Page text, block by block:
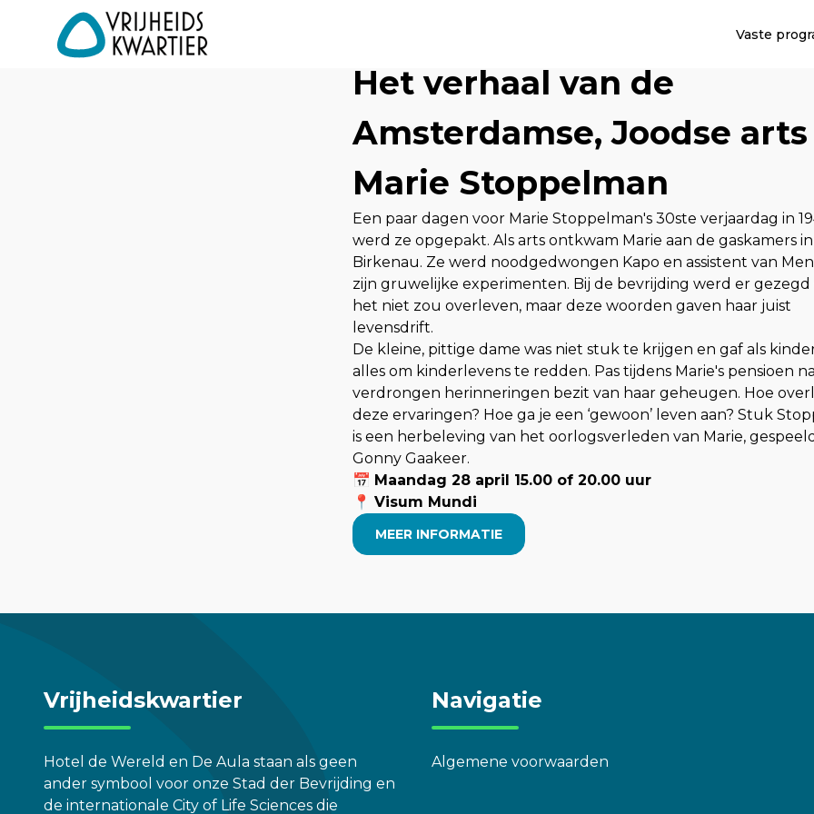
Vaste
Het verhaal van de
Amsterdamse, Joodse arts
Marie Stoppelman
Een paar dagen voor Marie Stoppelman's 30ste verjaardag in
werd ze opgepakt. Als arts ontkwam Marie aan de gaskamers in
Birkenau. Ze werd noodgedwongen Kapo en assistent van
zijn gruwelijke experimenten. Bij de bevrijding werd er gezegd
het niet zou overleven, maar deze woorden gaven haar juist
levensdrift.
De kleine, pittige dame was niet stuk te krijgen en gaf als
alles om kinderlevens te redden. Pas tijdens Marie's pensioen
verdrongen herinneringen bezit van haar geheugen. Hoe
deze ervaringen? Hoe ga je een ‘gewoon’ leven aan? Stuk
is een herbeleving van het oorlogsverleden van Marie,
Gonny Gaakeer.
📅 Maandag 28 april 15.00 of 20.00 uur
📍 Visum Mundi
MEER INFORMATIE
Vrijheidskwartier
Hotel de Wereld en De Aula staan als geen
ander symbool voor onze Stad der Bevrijding en
de internationale City of Life Sciences die
Navigatie
Algemene voorwaarden